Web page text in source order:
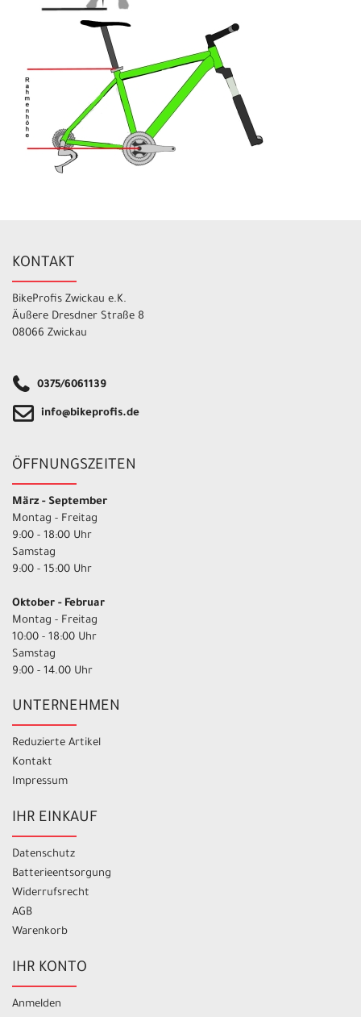
KONTAKT
BikeProfis Zwickau e.K.
Äußere Dresdner Straße 8
08066 Zwickau
0375/6061139
info@bikeprofis.de
ÖFFNUNGSZEITEN
März - September
Montag - Freitag
9:00 - 18:00 Uhr
Samstag
9:00 - 15:00 Uhr
Oktober - Februar
Montag - Freitag
10:00 - 18:00 Uhr
Samstag
9:00 - 14.00 Uhr
UNTERNEHMEN
Reduzierte Artikel
Kontakt
Impressum
IHR EINKAUF
Datenschutz
Batterieentsorgung
Widerrufsrecht
AGB
Warenkorb
IHR KONTO
Anmelden